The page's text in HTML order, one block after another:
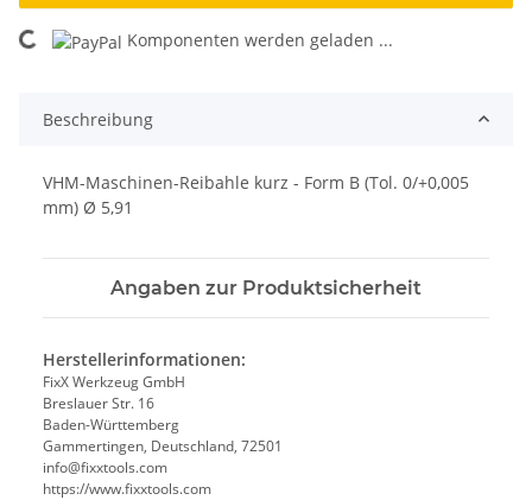
Loading... Komponenten werden geladen ...
Beschreibung
VHM-Maschinen-Reibahle kurz - Form B (Tol. 0/+0,005
mm) Ø 5,91
Angaben zur Produktsicherheit
Herstellerinformationen:
FixX Werkzeug GmbH
Breslauer Str. 16
Baden-Württemberg
Gammertingen, Deutschland, 72501
info@fixxtools.com
https://www.fixxtools.com